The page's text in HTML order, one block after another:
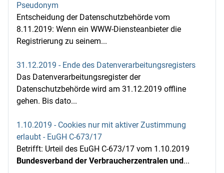
Pseudonym
Entscheidung der Datenschutzbehörde vom
8.11.2019: Wenn ein WWW-Diensteanbieter die
Registrierung zu seinem...
31.12.2019 - Ende des Datenverarbeitungsregisters
Das Datenverarbeitungsregister der
Datenschutzbehörde wird am 31.12.2019 offline
gehen. Bis dato...
1.10.2019 - Cookies nur mit aktiver Zustimmung
erlaubt - EuGH C-673/17
Betrifft: Urteil des EuGH C-673/17 vom 1.10.2019
Bundesverband der Verbraucherzentralen und...